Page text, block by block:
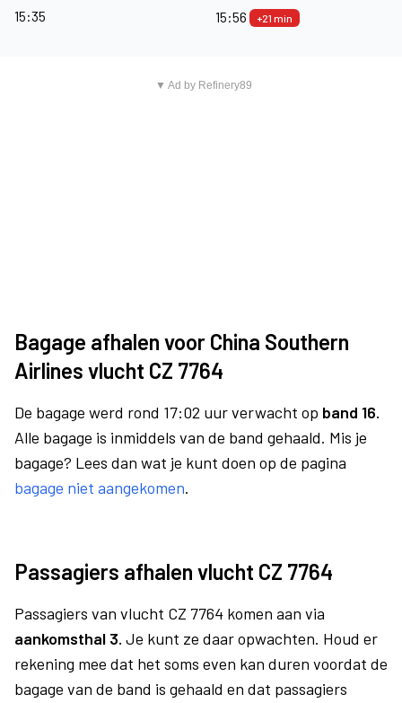
15:35
15:56
+21 min
▼ Ad by Refinery89
Bagage afhalen voor China Southern
Airlines vlucht CZ 7764
De bagage werd rond 17:02 uur verwacht op band 16.
Alle bagage is inmiddels van de band gehaald. Mis je
bagage? Lees dan wat je kunt doen op de pagina
bagage niet aangekomen.
Passagiers afhalen vlucht CZ 7764
Passagiers van vlucht CZ 7764 komen aan via
aankomsthal 3. Je kunt ze daar opwachten. Houd er
rekening mee dat het soms even kan duren voordat de
bagage van de band is gehaald en dat passagiers